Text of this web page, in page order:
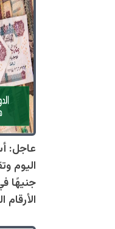
عاجل:
جنيهًا